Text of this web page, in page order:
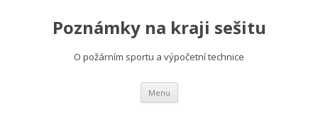
Poznámky na kraji sešitu
O požárním sportu a výpočetní technice
Menu Přejít
obsahu